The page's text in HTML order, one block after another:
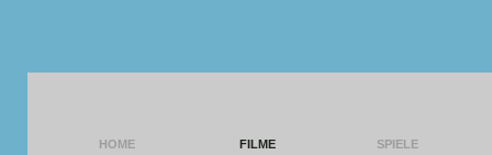
HOME FILME SPIELE